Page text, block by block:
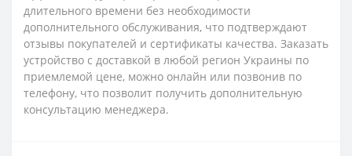
длительного времени без необходимости
дополнительного обслуживания, что подтверждают
отзывы покупателей и сертификаты качества. Заказать
устройство с доставкой в любой регион Украины по
приемлемой цене, можно онлайн или позвонив по
телефону, что позволит получить дополнительную
консультацию менеджера.